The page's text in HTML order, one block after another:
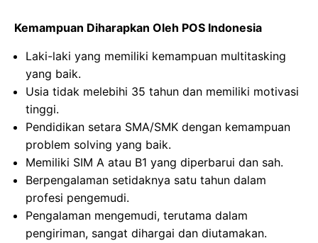
Kemampuan Diharapkan Oleh POS Indonesia
Laki-laki yang memiliki kemampuan multitasking
yang baik.
Usia tidak melebihi 35 tahun dan memiliki motivasi
tinggi.
Pendidikan setara SMA/SMK dengan kemampuan
problem solving yang baik.
Memiliki SIM A atau B1 yang diperbarui dan sah.
Berpengalaman setidaknya satu tahun dalam
profesi pengemudi.
Pengalaman mengemudi, terutama dalam
pengiriman, sangat dihargai dan diutamakan.